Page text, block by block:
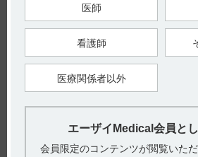
【引用】
1）エラスチーム錠1800電子添文 2022年
【更新年月】
2024年2月
戻る
医師
看護師
医療関係者以外
エーザイMedical会員と
会員限定のコンテンツが閲覧いた